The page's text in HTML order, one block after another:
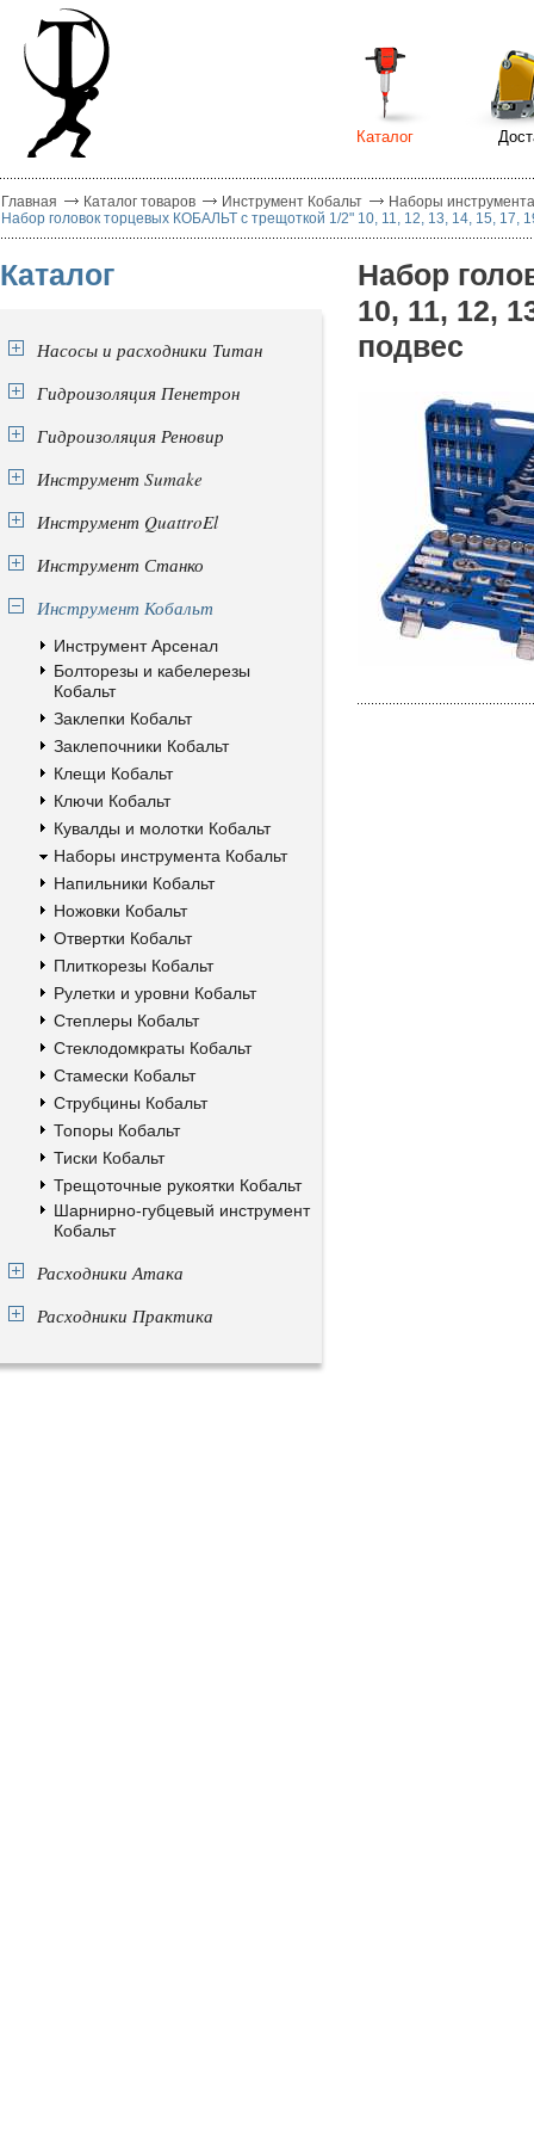
Каталог
Главная Каталог товаров Инструмент Кобальт
Наборы
Набор головок торцевых КОБАЛЬТ с трещоткой 1/2" 10, 11, 12, 13, 14, 15, 17,
Каталог
Насосы и расходники Титан
Гидроизоляция Пенетрон
Гидроизоляция Реновир
Инструмент Sumake
Инструмент QuattroEl
Инструмент Станко
Инструмент Кобальт
Инструмент Арсенал
Болторезы и кабелерезы
Кобальт
Заклепки Кобальт
Заклепочники Кобальт
Клещи Кобальт
Ключи Кобальт
Кувалды и молотки Кобальт
Наборы инструмента Кобальт
Напильники Кобальт
Ножовки Кобальт
Отвертки Кобальт
Плиткорезы Кобальт
Рулетки и уровни Кобальт
Степлеры Кобальт
Стеклодомкраты Кобальт
Стамески Кобальт
Струбцины Кобальт
Топоры Кобальт
Тиски Кобальт
Трещоточные рукоятки Кобальт
Шарнирно-губцевый инструмент
Кобальт
Расходники Атака
Расходники Практика
Набор
10, 11, 12,
подвес